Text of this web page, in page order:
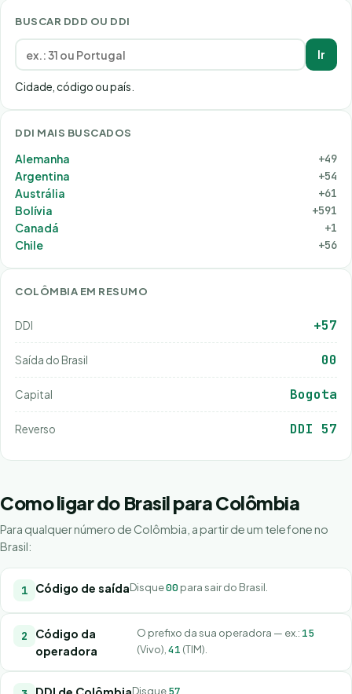
BUSCAR DDD OU DDI
Ir
Cidade, código ou país.
DDI MAIS BUSCADOS
Alemanha
+49
Argentina
+54
Austrália
+61
Bolívia
+591
Canadá
+1
Chile
+56
COLÔMBIA EM RESUMO
DDI +57
Saída do Brasil 00
Capital Bogota
Reverso DDI 57
Como ligar do Brasil para Colômbia
Para qualquer número de Colômbia, a partir de um telefone no
Brasil:
Código de saídaDisque00para sair do Brasil.
Código da
operadora
O prefixo da sua operadora — ex.: 15
(Vivo), 41 (TIM).
Disque57